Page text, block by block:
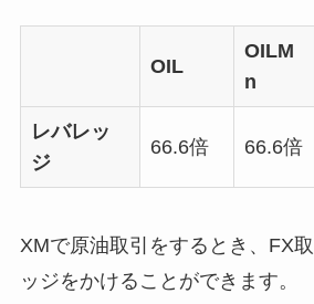
OIL
OILM
n
レバレッ
ジ
66.6倍 66.6倍
XMで原油取引をするとき、FX
ッジをかけることができます。